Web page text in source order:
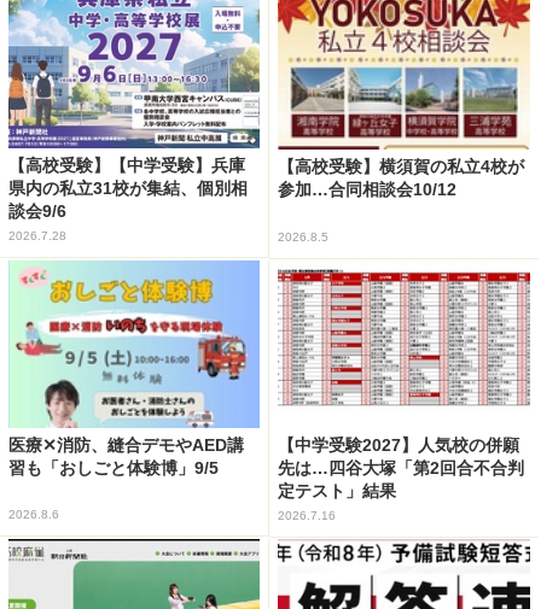
【高校受験】【中学受験】兵庫
県内の私立31校が集結、個別相
談会9/6
2026.7.28
【高校受験】横須賀の私立4校が
参加…合同相談会10/12
2026.8.5
医療✕消防、縫合デモやAED講
習も「おしごと体験博」9/5
2026.8.6
【中学受験2027】人気校の併願
先は…四谷大塚「第2回合不合判
定テスト」結果
2026.7.16